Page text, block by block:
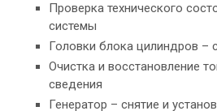
Проверка технического
системы
Головки блока цилиндров –
Очистка и восстановление
сведения
Генератор – снятие и